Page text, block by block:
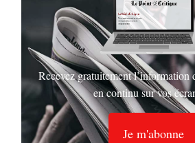
Recevez gratuitement
en continu sur vos
Je m'abonne